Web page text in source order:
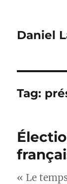
Daniel
Tag:
« Le